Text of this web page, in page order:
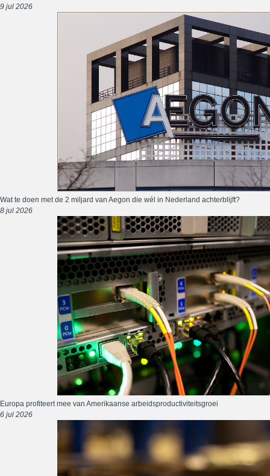
9 jul 2026
Wat te doen met de 2 miljard van Aegon die wél in Nederland achterblijft?
8 jul 2026
Europa profiteert mee van Amerikaanse arbeidsproductiviteitsgroei
6 jul 2026